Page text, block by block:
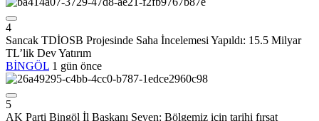
4
Sancak TDİOSB Projesinde Saha İncelemesi Yapıldı: 15.5 Milyar
TL’lik Dev Yatırım
BİNGÖL 1 gün önce
5
AK Parti Bingöl İl Başkanı Seven: Bölgemiz için tarihi fırsat